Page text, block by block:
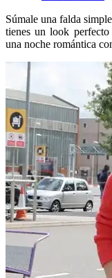
Súmale una falda
tienes un look
una noche romántica